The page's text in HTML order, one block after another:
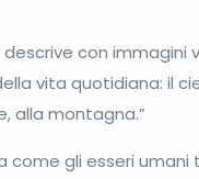
descrive con
vita quotidiana: il
alla montagna.”
come gli esseri